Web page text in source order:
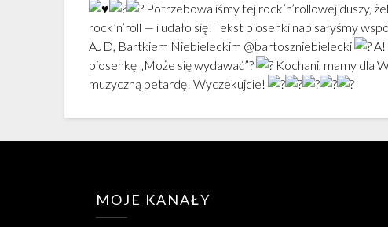
Potrzebowaliśmy tej rock’n’rollowej duszy,
rock’n’roll — i udało się! Tekst piosenki napisałyśmy
AJD, Bartkiem Niebieleckim @bartoszniebielecki
A!
piosenkę „Może się wydawać”?
Kochani, mamy dla
muzyczną petardę! Wyczekujcie!
MOJE KANAŁY